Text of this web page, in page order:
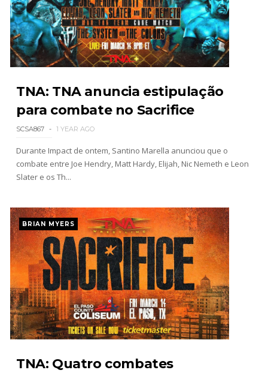
TNA iMPACT Wrestling 23 July 2026
Unknown-Jul 24 2026
WWE Friday Night Smackdown 07Aug2026
TNA iMPACT Wrestling 06 aug 2026
Unknown Aug 07 2026
TNA: TNA anuncia estipulação
para combate no Sacrifice
SCSA867 1 YEAR AGO
Durante Impact de ontem, Santino Marella anunciou que o
combate entre Joe Hendry, Matt Hardy, Elijah, Nic Nemeth e Leon
Slater e os Th...
BRIAN MYERS
TNA: Quatro combates